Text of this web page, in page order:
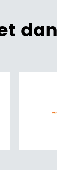
dan